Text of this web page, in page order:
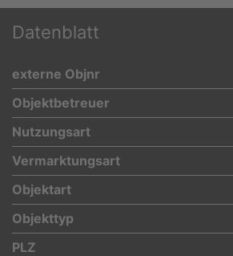
Datenblatt
externe Objnr
Objektbetreuer
Nutzungsart
Vermarktungsart
Objektart
Objekttyp
PLZ